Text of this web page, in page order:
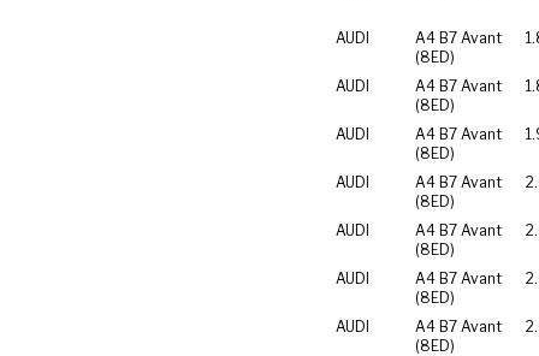
AUDI
A4 B7 Avant
(8ED)
AUDI
A4 B7 Avant
(8ED)
AUDI
A4 B7 Avant
(8ED)
AUDI
A4 B7 Avant
(8ED)
AUDI
A4 B7 Avant
(8ED)
AUDI
A4 B7 Avant
(8ED)
AUDI
A4 B7 Avant
(8ED)